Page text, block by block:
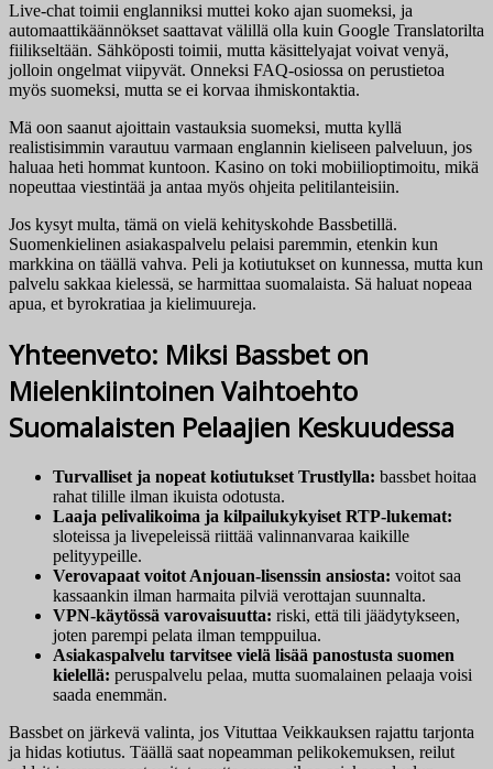
Live-chat toimii englanniksi muttei koko ajan suomeksi, ja
automaattikäännökset saattavat välillä olla kuin Google Translatorilta
fiilikseltään. Sähköposti toimii, mutta käsittelyajat voivat venyä,
jolloin ongelmat viipyvät. Onneksi FAQ-osiossa on perustietoa
myös suomeksi, mutta se ei korvaa ihmiskontaktia.
Mä oon saanut ajoittain vastauksia suomeksi, mutta kyllä
realistisimmin varautuu varmaan englannin kieliseen palveluun, jos
haluaa heti hommat kuntoon. Kasino on toki mobiilioptimoitu, mikä
nopeuttaa viestintää ja antaa myös ohjeita pelitilanteisiin.
Jos kysyt multa, tämä on vielä kehityskohde Bassbetillä.
Suomenkielinen asiakaspalvelu pelaisi paremmin, etenkin kun
markkina on täällä vahva. Peli ja kotiutukset on kunnessa, mutta kun
palvelu sakkaa kielessä, se harmittaa suomalaista. Sä haluat nopeaa
apua, et byrokratiaa ja kielimuureja.
Yhteenveto: Miksi Bassbet on
Mielenkiintoinen Vaihtoehto
Suomalaisten Pelaajien Keskuudessa
Turvalliset ja nopeat kotiutukset Trustlylla: bassbet hoitaa
rahat tilille ilman ikuista odotusta.
Laaja pelivalikoima ja kilpailukykyiset RTP-lukemat:
sloteissa ja livepeleissä riittää valinnanvaraa kaikille
pelityypeille.
Verovapaat voitot Anjouan-lisenssin ansiosta: voitot saa
kassaankin ilman harmaita pilviä verottajan suunnalta.
VPN-käytössä varovaisuutta: riski, että tili jäädytykseen,
joten parempi pelata ilman temppuilua.
Asiakaspalvelu tarvitsee vielä lisää panostusta suomen
kielellä: peruspalvelu pelaa, mutta suomalainen pelaaja voisi
saada enemmän.
Bassbet on järkevä valinta, jos Vituttaa Veikkauksen rajattu tarjonta
ja hidas kotiutus. Täällä saat nopeamman pelikokemuksen, reilut